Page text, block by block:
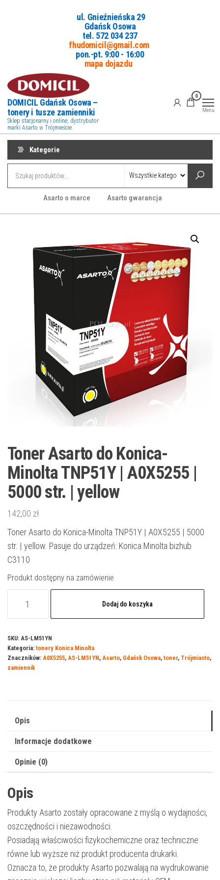
ul. Gnieźnieńska 29
Gdańsk Osowa
tel. 572 034 237
fhudomicil@gmail.com
pon.-pt. 9:00 - 16:00
mapa dojazdu
DOMICIL Gdańsk Osowa –
tonery i tusze zamienniki
Sklep stacjonarny i online, dystrybutor
marki Asarto w Trójmieście.
0
Menu
Kategorie
Asarto o marce Asarto gwarancja
Toner Asarto do Konica-
Minolta TNP51Y | A0X5255 |
5000 str. | yellow
142,00 zł
Toner Asarto do Konica-Minolta TNP51Y | A0X5255 | 5000
str. | yellow. Pasuje do urządzeń: Konica Minolta bizhub
C3110
Produkt dostępny na zamówienie
do
Konica-
Minolta
str.
yellow
Dodaj do koszyka
SKU: AS-LM51YN
Kategoria: tonery Konica Minolta
Znaczników: A0X5255, AS-LM51YN, Asarto, Gdańsk Osowa, toner, Trójmiasto,
zamiennik
Opis
Informacje dodatkowe
Opinie (0)
Opis
Produkty Asarto zostały opracowane z myślą o wydajności,
oszczędności i niezawodności.
Posiadają właściwości fizykochemiczne oraz techniczne
równe lub wyższe niż produkt producenta drukarki.
Oznacza to, że produkty Asarto pozwalają na wydrukowanie